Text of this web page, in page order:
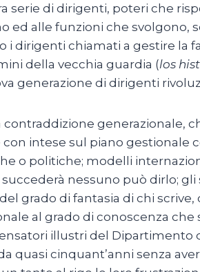
serie di dirigenti, poteri che
ed alle funzioni che svolgono,
i dirigenti chiamati a gestire la
della vecchia guardia (los
generazione di dirigenti
contraddizione generazionale,
con intese sul piano gestionale
o politiche; modelli
succederà nessuno può dirlo;
grado di fantasia di chi
al grado di conoscenza che
illustri del Dipartimento
quasi cinquant’anni senza